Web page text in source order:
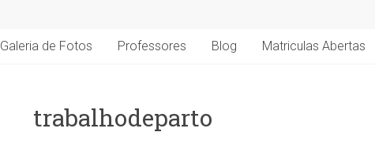
Galeria de Fotos Professores Blog Matriculas Abertas
trabalhodeparto